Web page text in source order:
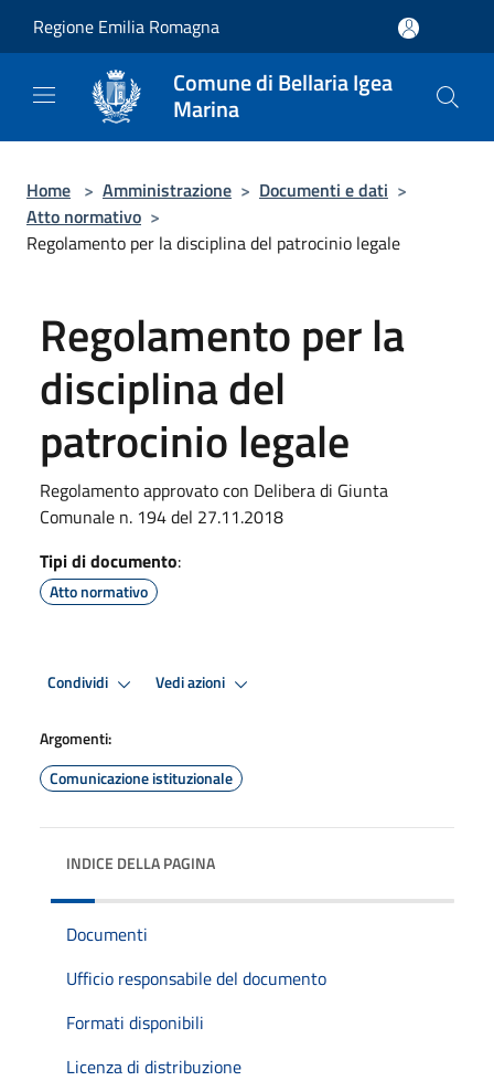
Regione Emilia Romagna
Comune di Bellaria Igea
Marina
Home > Amministrazione > Documenti e dati >
Atto normativo >
Regolamento per la disciplina del patrocinio legale
Regolamento per la
disciplina del
patrocinio legale
Regolamento approvato con Delibera di Giunta
Comunale n. 194 del 27.11.2018
Tipi di documento:
Atto normativo
Condividi Vedi azioni
Argomenti:
Comunicazione istituzionale
INDICE DELLA PAGINA
Documenti
Ufficio responsabile del documento
Formati disponibili
Licenza di distribuzione